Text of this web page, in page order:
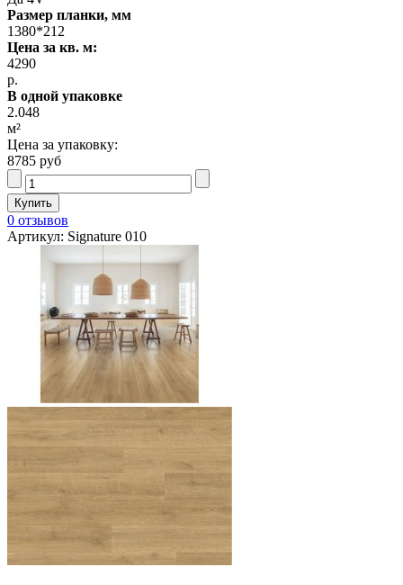
Размер планки, мм
1380*212
Цена за кв. м:
4290
р.
В одной упаковке
2.048
м²
Цена за упаковку:
8785 руб
0 отзывов
Артикул: Signature 010